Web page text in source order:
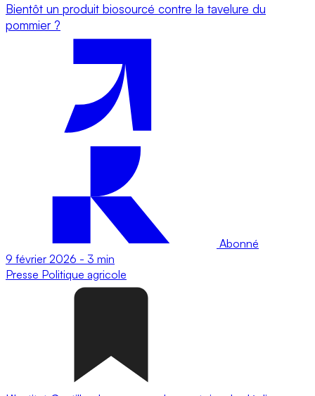
Bientôt un produit biosourcé contre la tavelure du
pommier ?
Abonné
9 février 2026 - 3 min
Presse Politique agricole